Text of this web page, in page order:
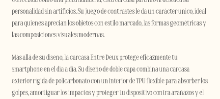
personalidad sin artificios. Su juego de contrastes le da un carácter único, ideal
para quienes aprecian los objetos con estilo marcado, las formas geométricas y
las composiciones visuales modernas.
Más allá de su diseño, la carcasa Entre Deux protege eficazmente tu
smartphone en el día a día. Su diseño de doble capa combina una carcasa
exterior rígida de policarbonato con un interior de TPU flexible para absorber los
golpes, amortiguar los impactos y proteger tu dispositivo contra arañazos y el